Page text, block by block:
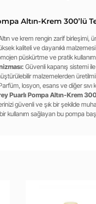
Altın-Krem 300’lü
ve krem rengin zarif birleşimi,
kaliteli ve dayanıklı
püskürtme ve pratik
Güvenli kapanış sistemi
malzemelerden
losyon, esans ve diğer sıvı
Puarlı Pompa Altın-Krem
güvenli ve şık bir şekilde
kullanım sağlayan bu pompa